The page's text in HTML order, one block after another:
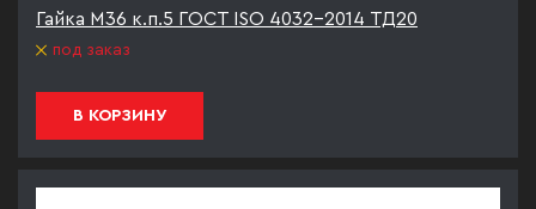
Гайка М36 к.п.5 ГОСТ ISO 4032-2014 ТД20
под заказ
В КОРЗИНУ